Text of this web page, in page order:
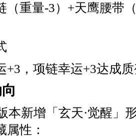
（重量-3）+天鹰腰带
+3，项链幸运+3达成
本新增「玄天·觉醒」
属性：